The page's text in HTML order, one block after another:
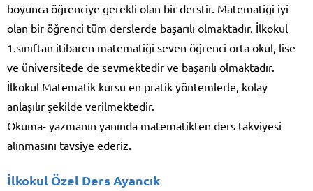
boyunca öğrenciye gerekli olan bir derstir. Matematiği iyi
olan bir öğrenci tüm derslerde başarılı olmaktadır. İlkokul
1.sınıftan itibaren matematiği seven öğrenci orta okul, lise
ve üniversitede de sevmektedir ve başarılı olmaktadır.
İlkokul Matematik kursu en pratik yöntemlerle, kolay
anlaşılır şekilde verilmektedir.
Okuma- yazmanın yanında matematikten ders takviyesi
alınmasını tavsiye ederiz.
İlkokul Özel Ders Ayancık